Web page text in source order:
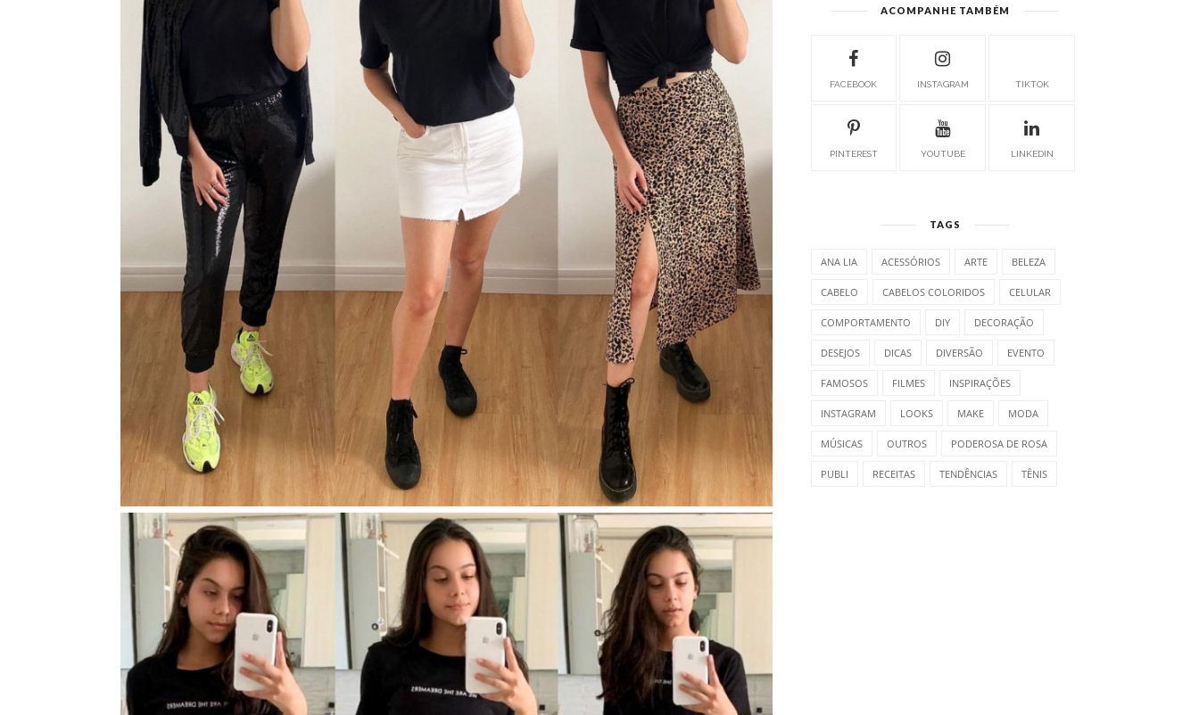
ACOMPANHE TAMBÉM
FACEBOOK INSTAGRAM TIKTOK
PINTEREST YOUTUBE LINKEDIN
TAGS
ANA LIA ACESSÓRIOS ARTE BELEZA
CABELO CABELOS COLORIDOS CELULAR
COMPORTAMENTO DIY DECORAÇÃO
DESEJOS DICAS DIVERSÃO EVENTO
FAMOSOS FILMES INSPIRAÇÕES
INSTAGRAM LOOKS MAKE MODA
MÚSICAS OUTROS PODEROSA DE ROSA
PUBLI RECEITAS TENDÊNCIAS TÊNIS